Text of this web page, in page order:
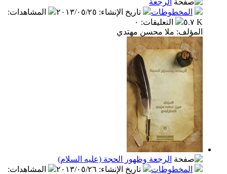
الرجعة
المخطوطات
تاريخ الإنشاء: ٢٠١٣/٠٥/٢٥ المشاهدات:
٥.٧ K
التعليقات: ٠
المؤلف: ملا محسن مهتدي
الرجعة وظهور الحجة (عليه السلام)
المخطوطات
تاريخ الإنشاء: ٢٠١٣/٠٥/٢٦ المشاهدات: